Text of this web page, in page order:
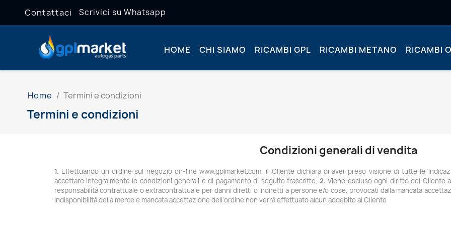
Contattaci Scrivici su Whatsapp
HOME CHI SIAMO RICAMBI GPL RICAMBI METANO RICAMBI
Home Termini e condizioni
Termini e condizioni
Condizioni generali di vendita
1. Effettuando un ordine sul negozio on-line www.gplmarket.com, il Cliente dichiara di aver preso visione di tutte le
accettare integralmente le condizioni generali e di pagamento di seguito trascritte. 2. Viene escluso ogni diritto del Cliente
responsabilità contrattuale o extracontrattuale per danni diretti o indiretti a persone e/o cose, provocati dalla mancata
indisponibilità della merce e mancata accettazione dell'ordine non verrà effettuato alcun addebito al Cliente